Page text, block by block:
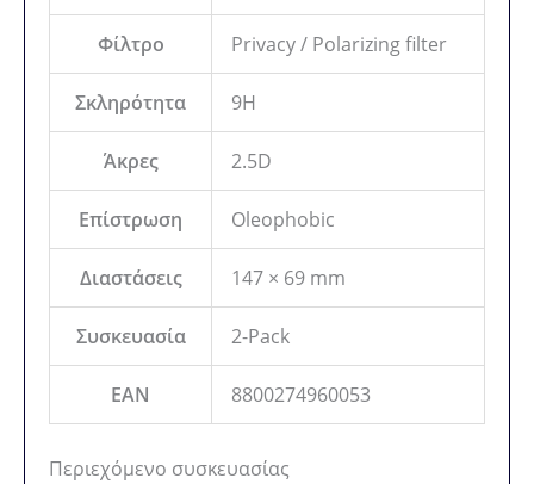
Φίλτρο Privacy / Polarizing filter
Σκληρότητα 9H
Άκρες 2.5D
Επίστρωση Oleophobic
Διαστάσεις 147 × 69 mm
Συσκευασία 2-Pack
EAN 8800274960053
Περιεχόμενο συσκευασίας